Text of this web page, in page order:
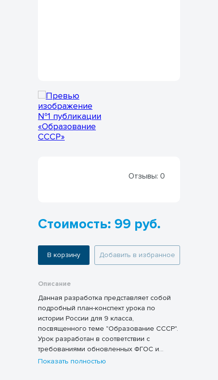
Отзывы: 0
Стоимость: 99 руб.
В корзину Добавить в избранное
Описание
Данная разработка представляет собой
подробный план-конспект урока по
истории России для 9 класса,
посвященного теме "Образование СССР".
Урок разработан в соответствии с
требованиями обновленных ФГОС и
ориентирован на активное вовлечение
Показать полностью